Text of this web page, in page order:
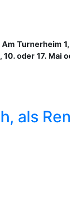
Turnerheim
oder 17. Mai
als